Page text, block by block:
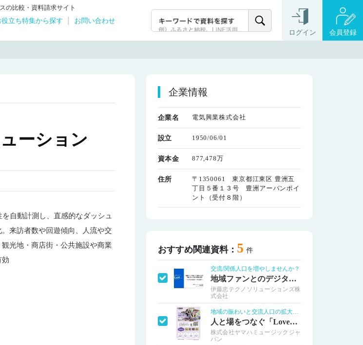
の比較・資料請求サイト
役立ち特集から探す
お問い合わせ
ログイン 会員登録
ーション
自動計測し、直感的なダッシュ
来訪者数や回遊傾向、人流や交
光地・商店街・公共施設や商業
効
企業情報
企業名 電気興業株式会社
設立 1950/06/01
資本金 877,478万
住所
〒1350061 東京都江東区 豊洲五
丁目５番１３号 豊洲アーバンポイ
ント（受付８階）
おすすめ関連資料： 5 件
交流/関係人口を増やしませんか？
地域ファンとのデジタル接点を実現
伊藤忠テクノソリューションズ株
式会社
地域の賑わいと交流人口の拡大を創出
人と場をつなぐ「LovePiano」
株式会社ヤマハミュージックジャ
パン